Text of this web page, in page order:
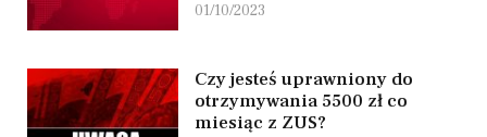
01/10/2023
Czy jesteś uprawniony do
otrzymywania 5500 zł co
miesiąc z ZUS?